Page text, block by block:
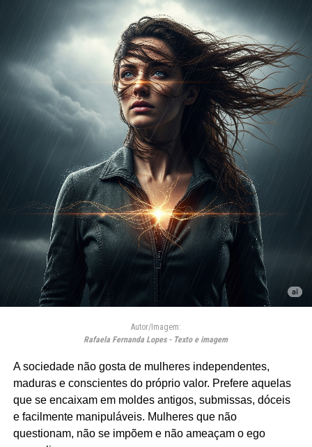
Autor/Imagem:
Rafaela Fernanda Lopes - Texto e imagem
A sociedade não gosta de mulheres independentes,
maduras e conscientes do próprio valor. Prefere aquelas
que se encaixam em moldes antigos, submissas, dóceis
e facilmente manipuláveis. Mulheres que não
questionam, não se impõem e não ameaçam o ego